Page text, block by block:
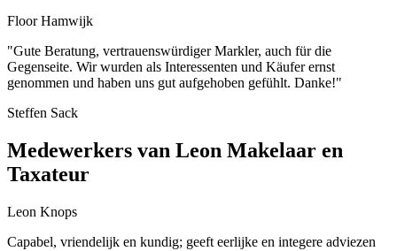
Floor Hamwijk
"Gute Beratung, vertrauenswürdiger Markler, auch für die
Gegenseite. Wir wurden als Interessenten und Käufer ernst
genommen und haben uns gut aufgehoben gefühlt. Danke!"
Steffen Sack
Medewerkers van Leon Makelaar en
Taxateur
Leon Knops
Capabel, vriendelijk en kundig; geeft eerlijke en integere adviezen